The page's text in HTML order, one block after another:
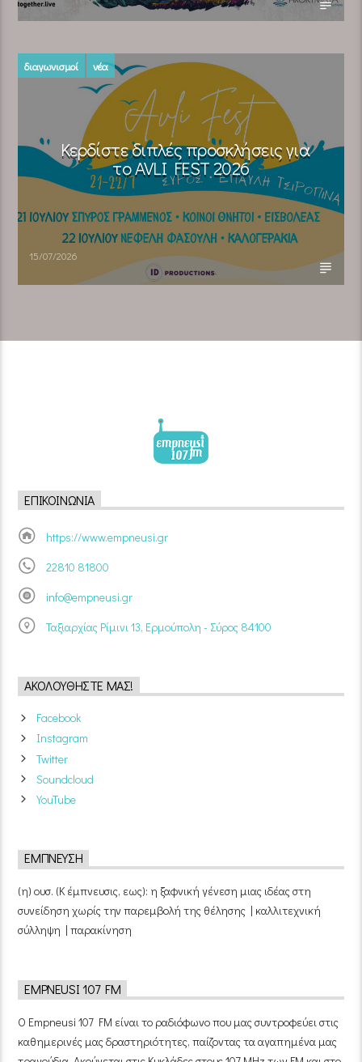
διαγωνισμοί νέα
Κερδίστε διπλές προσκλήσεις για
το AVLI FEST 2026
15/07/2026
ΕΠΙΚΟΙΝΩΝΊΑ
https://www.empneusi.gr
22810 81800
info@empneusi.gr
Ταξιαρχίας Ρίμινι 13, Ερμούπολη - Σύρος 84100
ΑΚΟΛΟΥΘΉΣΤΕ ΜΑΣ!
Facebook
Instagram
Twitter
Soundcloud
YouTube
ΈΜΠΝΕΥΣΗ
(η) ουσ. (Κ έμπνευσις, εως): η ξαφνική γένεση μιας ιδέας στη
συνείδηση χωρίς την παρεμβολή της θέλησης | καλλιτεχνική
σύλληψη | παρακίνηση
EMPNEUSI 107 FM
Ο Empneusi 107 FM είναι το ραδιόφωνο που μας συντροφεύει στις
καθημερινές μας δραστηριότητες, παίζοντας τα αγαπημένα μας